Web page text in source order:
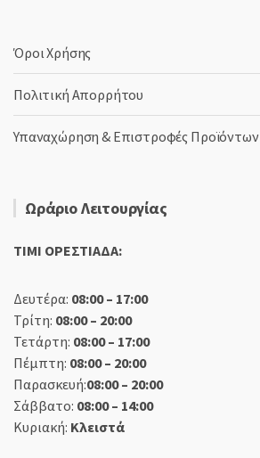
Όροι Χρήσης
Πολιτική Απορρήτου
Υπαναχώρηση & Επιστροφές Προϊόντων
Ωράριο Λειτουργίας
TIMI ΟΡΕΣΤΙΑΔΑ:
Δευτέρα: 08:00 – 17:00
Τρίτη: 08:00 – 20:00
Τετάρτη: 08:00 – 17:00
Πέμπτη: 08:00 – 20:00
Παρασκευή:08:00 – 20:00
Σάββατο: 08:00 – 14:00
Κυριακή: Κλειστά